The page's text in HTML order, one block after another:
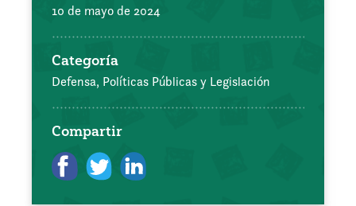
10 de mayo de 2024
Categoría
Defensa, Políticas Públicas y Legislación
Compartir